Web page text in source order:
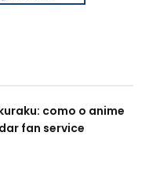
como o anime
fan service